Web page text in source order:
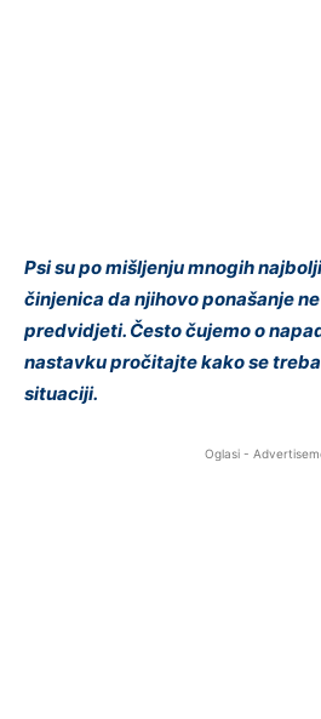
Psi su po mišljenju mnogih
činjenica da njihovo ponašanje
predvidjeti. Često čujemo o
nastavku pročitajte kako se
situaciji.
Oglasi -